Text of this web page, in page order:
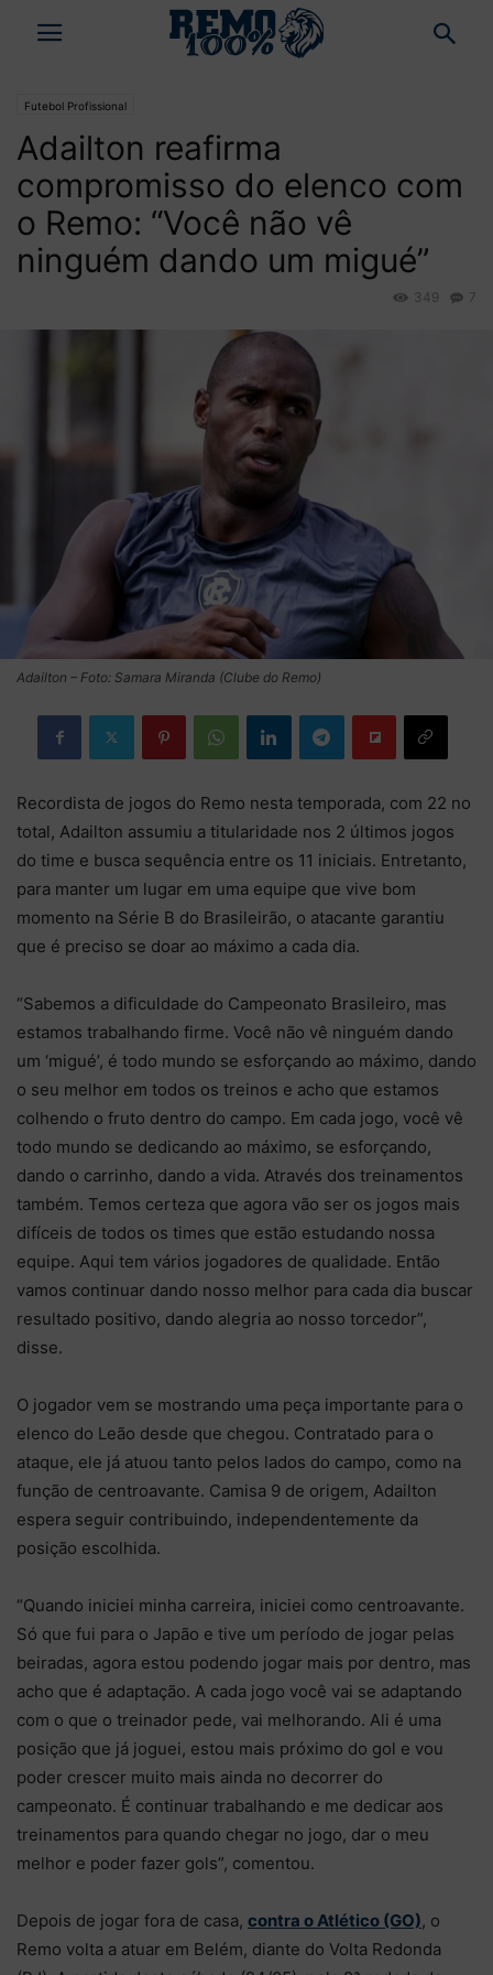
Futebol Profissional
Adailton reafirma
compromisso do elenco com
o Remo: “Você não vê
ninguém dando um migué”
7
349
Adailton – Foto: Samara Miranda (Clube do Remo)
Recordista de jogos do Remo nesta temporada, com 22 no
total, Adailton assumiu a titularidade nos 2 últimos jogos
do time e busca sequência entre os 11 iniciais. Entretanto,
para manter um lugar em uma equipe que vive bom
momento na Série B do Brasileirão, o atacante garantiu
que é preciso se doar ao máximo a cada dia.
“Sabemos a dificuldade do Campeonato Brasileiro, mas
estamos trabalhando firme. Você não vê ninguém dando
um ‘migué’, é todo mundo se esforçando ao máximo, dando
o seu melhor em todos os treinos e acho que estamos
colhendo o fruto dentro do campo. Em cada jogo, você vê
todo mundo se dedicando ao máximo, se esforçando,
dando o carrinho, dando a vida. Através dos treinamentos
também. Temos certeza que agora vão ser os jogos mais
difíceis de todos os times que estão estudando nossa
equipe. Aqui tem vários jogadores de qualidade. Então
vamos continuar dando nosso melhor para cada dia buscar
resultado positivo, dando alegria ao nosso torcedor”,
disse.
O jogador vem se mostrando uma peça importante para o
elenco do Leão desde que chegou. Contratado para o
ataque, ele já atuou tanto pelos lados do campo, como na
função de centroavante. Camisa 9 de origem, Adailton
espera seguir contribuindo, independentemente da
posição escolhida.
“Quando iniciei minha carreira, iniciei como centroavante.
Só que fui para o Japão e tive um período de jogar pelas
beiradas, agora estou podendo jogar mais por dentro, mas
acho que é adaptação. A cada jogo você vai se adaptando
com o que o treinador pede, vai melhorando. Ali é uma
posição que já joguei, estou mais próximo do gol e vou
poder crescer muito mais ainda no decorrer do
campeonato. É continuar trabalhando e me dedicar aos
treinamentos para quando chegar no jogo, dar o meu
melhor e poder fazer gols”, comentou.
Depois de jogar fora de casa, contra o Atlético (GO), o
Remo volta a atuar em Belém, diante do Volta Redonda